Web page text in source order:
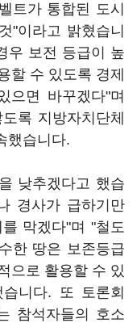
트가 통합된 도시
"이라고 밝혔습니
우 보전 등급이 높
할 수 있도록 경제
으면 바꾸겠다"며
록 지방자치단체
했습니다.
낮추겠다고 했습
경사가 급하기만
막겠다"며 "철도
한 땅은 보존등급
으로 활용할 수 있
니다. 또 토론회
참석자들의 호소